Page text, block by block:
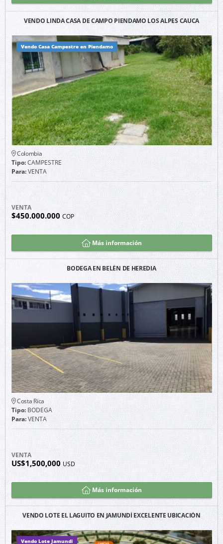
VENDO LINDA CASA DE CAMPO PIENDAMO LOS ALPES CAUCA
Vendo Casa Campestre en Piendamo
Colombia
Tipo:CAMPESTRE
Para:VENTA
VENTA
$450.000.000COP
Más información
BODEGA EN BELÉN DE HEREDIA
Costa Rica
Tipo:BODEGA
Para:VENTA
VENTA
US$1,500,000USD
Más información
VENDO LOTE EL LAGUITO EN JAMUNDÍ EXCELENTE UBICACIÓN
Vendo Lote Jamundi